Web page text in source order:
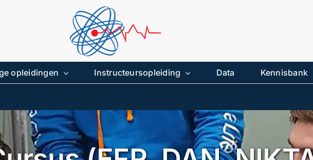
opleidingen Instructeursopleiding Data Kennisbank